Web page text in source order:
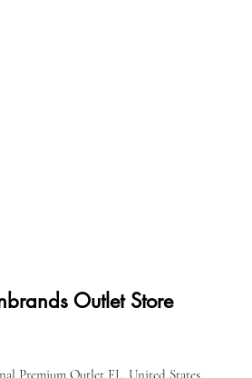
Outlet Store
Premium Outlet FL, United States